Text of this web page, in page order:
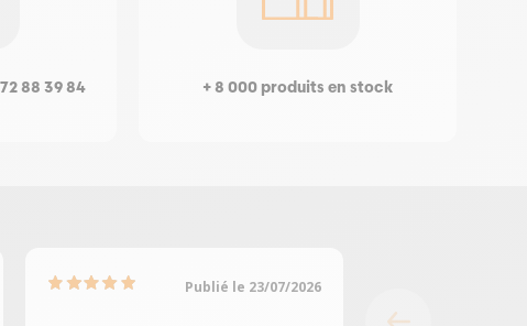
88 39 84 + 8 000 produits en stock
Publié le 23/07/2026